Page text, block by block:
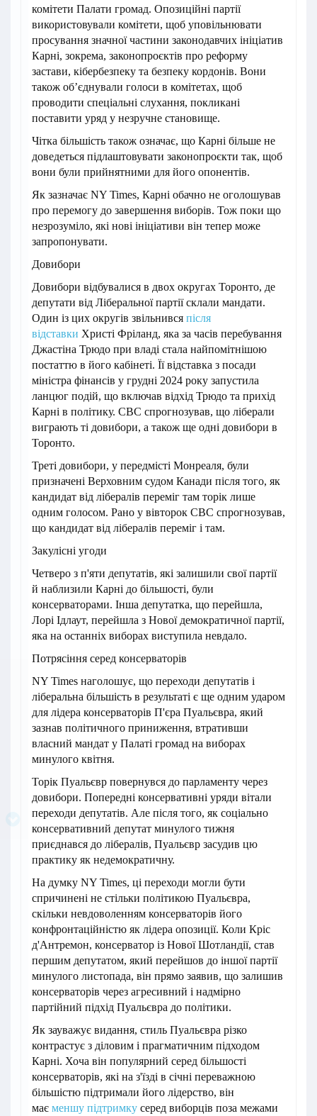
комітети Палати громад. Опозиційні партії
використовували комітети, щоб уповільнювати
просування значної частини законодавчих ініціатив
Карні, зокрема, законопроєктів про реформу
застави, кібербезпеку та безпеку кордонів. Вони
також об’єднували голоси в комітетах, щоб
проводити спеціальні слухання, покликані
поставити уряд у незручне становище.
Чітка більшість також означає, що Карні більше не
доведеться підлаштовувати законопроєкти так, щоб
вони були прийнятними для його опонентів.
Як зазначає NY Times, Карні обачно не оголошував
про перемогу до завершення виборів. Тож поки що
незрозуміло, які нові ініціативи він тепер може
запропонувати.
Довибори
Довибори відбувалися в двох округах Торонто, де
депутати від Ліберальної партії склали мандати.
Один із цих округів звільнився після
відставки Христі Фріланд, яка за часів перебування
Джастіна Трюдо при владі стала найпомітнішою
постаттю в його кабінеті. Її відставка з посади
міністра фінансів у грудні 2024 року запустила
ланцюг подій, що включав відхід Трюдо та прихід
Карні в політику. CBC спрогнозував, що ліберали
виграють ті довибори, а також ще одні довибори в
Торонто.
Треті довибори, у передмісті Монреаля, були
призначені Верховним судом Канади після того, як
кандидат від лібералів переміг там торік лише
одним голосом. Рано у вівторок CBC спрогнозував,
що кандидат від лібералів переміг і там.
Закулісні угоди
Четверо з п'яти депутатів, які залишили свої партії
й наблизили Карні до більшості, були
консерваторами. Інша депутатка, що перейшла,
Лорі Ідлаут, перейшла з Нової демократичної партії,
яка на останніх виборах виступила невдало.
Потрясіння серед консерваторів
NY Times наголошує, що переходи депутатів і
ліберальна більшість в результаті є ще одним ударом
для лідера консерваторів П'єра Пуальєвра, який
зазнав політичного приниження, втративши
власний мандат у Палаті громад на виборах
минулого квітня.
Торік Пуальєвр повернувся до парламенту через
довибори. Попередні консервативні уряди вітали
переходи депутатів. Але після того, як соціально
консервативний депутат минулого тижня
приєднався до лібералів, Пуальєвр засудив цю
практику як недемократичну.
На думку NY Times, ці переходи могли бути
спричинені не стільки політикою Пуальєвра,
скільки невдоволенням консерваторів його
конфронтаційністю як лідера опозиції. Коли Кріс
д'Антремон, консерватор із Нової Шотландії, став
першим депутатом, який перейшов до іншої партії
минулого листопада, він прямо заявив, що залишив
консерваторів через агресивний і надмірно
партійний підхід Пуальєвра до політики.
Як зауважує видання, стиль Пуальєвра різко
контрастує з діловим і прагматичним підходом
Карні. Хоча він популярний серед більшості
консерваторів, які на з'їзді в січні переважною
більшістю підтримали його лідерство, він
має меншу підтримку серед виборців поза межами